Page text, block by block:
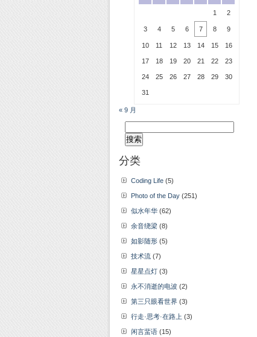
1 2
3 4 5 6 7 8 9
10 11 12 13 14 15 16
17 18 19 20 21 22 23
24 25 26 27 28 29 30
31
« 9 月
索：
分类
Coding Life (5)
Photo of the Day (251)
似水年华 (62)
余音绕梁 (8)
如影随形 (5)
技术流 (7)
星星点灯 (3)
永不消逝的电波 (2)
第三只眼看世界 (3)
行走·思考·在路上 (3)
闲言蜚语 (15)